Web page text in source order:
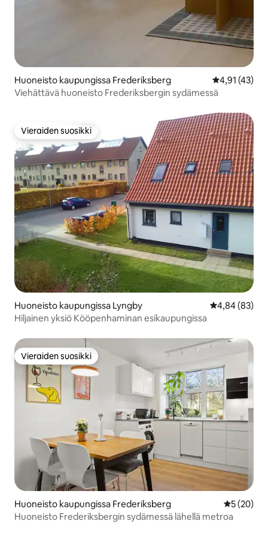
Huoneisto kaupungissa Frederiksberg
4,91 (43)
Viehättävä huoneisto Frederiksbergin sydämessä
Vieraiden suosikki
Vieraiden suosikki
Huoneisto kaupungissa Lyngby
4,84 (83)
Hiljainen yksiö Kööpenhaminan esikaupungissa
Vieraiden suosikki
Vieraiden suosikki
Huoneisto kaupungissa Frederiksberg
5 (20)
Huoneisto Frederiksbergin sydämessä lähellä metroa